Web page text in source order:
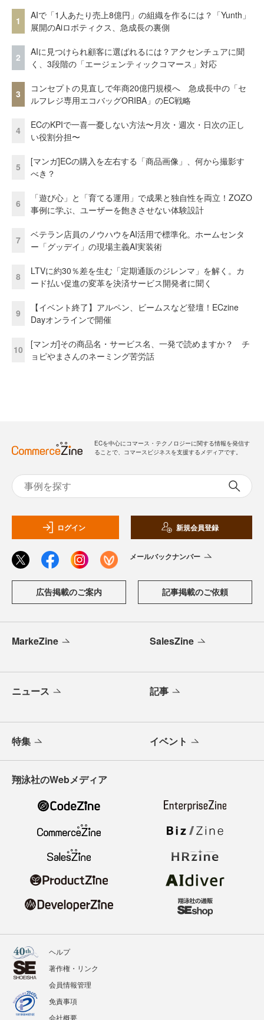
1
AIで「1人あたり売上8億円」の組織を作るには？「Yunth」
展開のAiロボティクス、急成長の裏側
2
AIに見つけられ顧客に選ばれるには？アクセンチュアに聞
く、3段階の「エージェンティックコマース」対応
3
コンセプトの見直しで年商20億円規模へ 急成長中の「セ
ルフレジ専用エコバッグORIBA」のEC戦略
4
ECのKPIで一喜一憂しない方法〜月次・週次・日次の正し
い役割分担〜
5
[マンガ]ECの購入を左右する「商品画像」、何から撮影す
べき？
6
「遊び心」と「育てる運用」で成果と独自性を両立！ZOZO
事例に学ぶ、ユーザーを飽きさせない体験設計
7
ベテラン店員のノウハウをAI活用で標準化。ホームセンタ
ー「グッデイ」の現場主義AI実装術
8
LTVに約30％差を生む「定期通販のジレンマ」を解く。カ
ード払い促進の変革を決済サービス開発者に聞く
9
【イベント終了】アルペン、ビームスなど登壇！ECzine
Dayオンラインで開催
10
[マンガ]その商品名・サービス名、一発で読めますか？ チ
ョピやまさんのネーミング苦労話
ECを中心にコマース・テクノロジーに関する情報を発信す
ることで、コマースビジネスを支援するメディアです。
ログイン 新規会員登録
メールバックナンバー
広告掲載のご案内 記事掲載のご依頼
MarkeZine SalesZine
ニュース 記事
特集 イベント
翔泳社のWebメディア
ヘルプ
著作権・リンク
会員情報管理
免責事項
会社概要